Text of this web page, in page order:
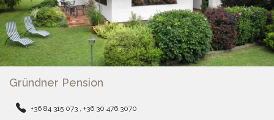
Gründner Pension
+36 84 315 073 , +36 30 476 3070